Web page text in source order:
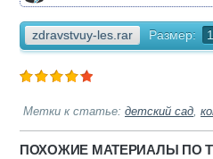
zdravstvuy-les.rar Размер:
Метки к статье: детский сад,
ПОХОЖИЕ МАТЕРИАЛЫ ПО